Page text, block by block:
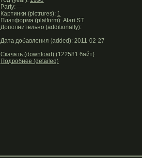
Party: ---
Картинки (pictrures): 1
Платформа (platform): Atari ST
Дополнительно (additionally):
Дата добавления (added): 2011-02-27
Скачать (download) (122581 байт)
Подробнее (detailed)